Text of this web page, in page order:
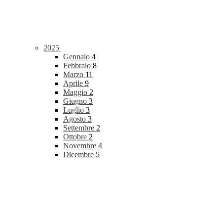
2025
Gennaio 4
Febbraio 8
Marzo 11
Aprile 9
Maggio 2
Giugno 3
Luglio 3
Agosto 3
Settembre 2
Ottobre 2
Novembre 4
Dicembre 5